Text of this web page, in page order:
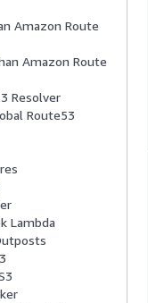
Amazon Route
Amazon Route
Resolver
Route53
Lambda